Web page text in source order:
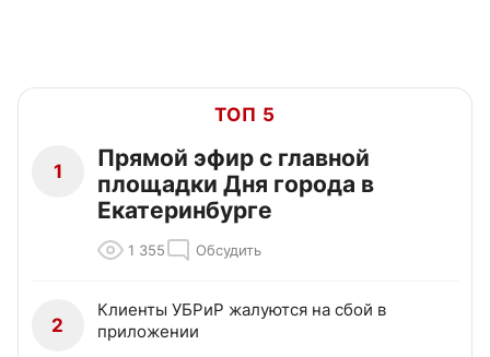
ТОП 5
1
Прямой эфир с главной
площадки Дня города в
Екатеринбурге
1 355 Обсудить
2
Клиенты УБРиР жалуются на сбой в
приложении